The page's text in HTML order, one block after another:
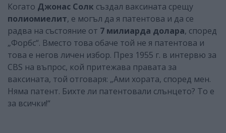
Когато Джонас Солк създал ваксината срещу
полиомиелит, е могъл да я патентова и да се
радва на състояние от 7 милиарда долара, според
„Форбс“. Вместо това обаче той не я патентова и
това е негов личен избор. През 1955 г. в интервю за
CBS на въпрос, кой притежава правата за
ваксината, той отговаря: „Ами хората, според мен.
Няма патент. Бихте ли патентовали слънцето? То е
за всички!“